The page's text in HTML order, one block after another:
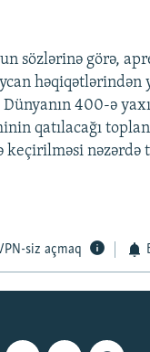
TELEFONUNUZDA
saytları
sözlərinə görə,
həqiqətlərindən
Dünyanın 400-ə
qatılacağı
keçirilməsi nəzərdə
siz açmaq